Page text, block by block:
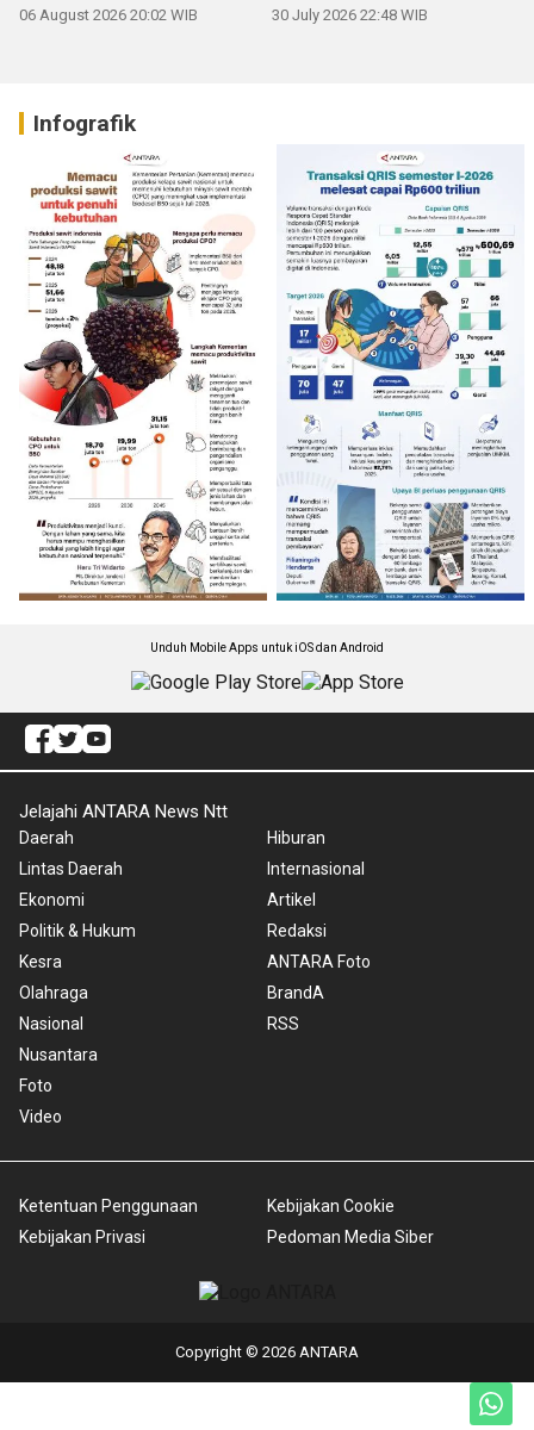
06 August 2026 20:02 WIB 30 July 2026 22:48 WIB
Infografik
Unduh Mobile Apps untuk iOS dan Android
Jelajahi ANTARA News Ntt
Daerah
Lintas Daerah
Ekonomi
Politik & Hukum
Kesra
Olahraga
Nasional
Nusantara
Foto
Video
Hiburan
Internasional
Artikel
Redaksi
ANTARA Foto
BrandA
RSS
Ketentuan Penggunaan
Kebijakan Privasi
Kebijakan Cookie
Pedoman Media Siber
Copyright © 2026 ANTARA